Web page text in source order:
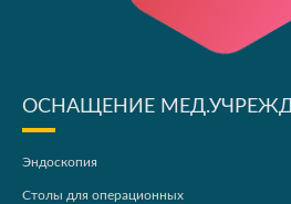
ОСНАЩЕНИЕ
Эндоскопия
Столы для операционных